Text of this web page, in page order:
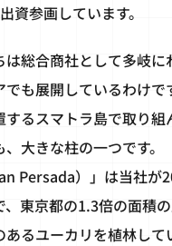
資参画しています。
は総合商社として多岐に
も展開しているわけで
るスマトラ島で取り組
大きな柱の一つです。
Persada）」は当社が
東京都の1.3倍の面積の
るユーカリを植林して